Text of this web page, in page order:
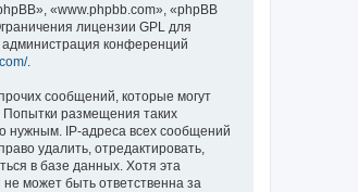
«www.phpbb.com», «phpBB
лицензии GPL для
администрация конференций
.
сообщений, которые могут
Попытки размещения таких
нужным. IP-адреса всех сообщений
удалить, отредактировать,
в базе данных. Хотя эта
может быть ответственна за